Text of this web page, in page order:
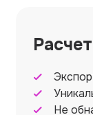
Не